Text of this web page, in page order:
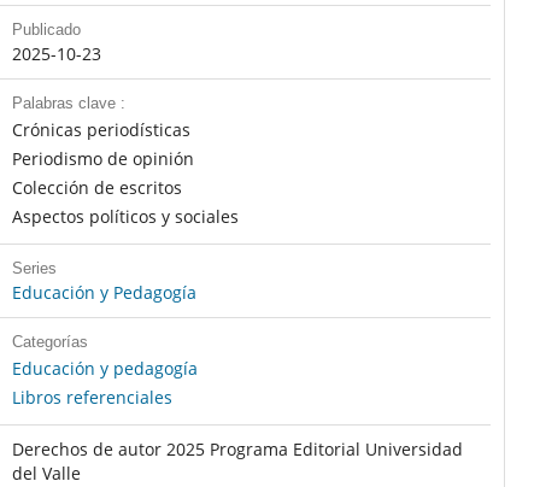
Publicado
2025-10-23
Palabras clave :
Crónicas periodísticas
Periodismo de opinión
Colección de escritos
Aspectos políticos y sociales
Series
Educación y Pedagogía
Categorías
Educación y pedagogía
Libros referenciales
Derechos de autor 2025 Programa Editorial Universidad
del Valle